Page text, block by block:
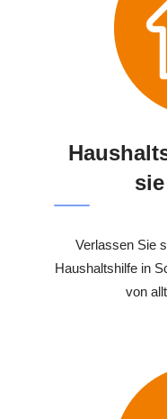
Verlassen Sie
Haushaltshilfe in
von